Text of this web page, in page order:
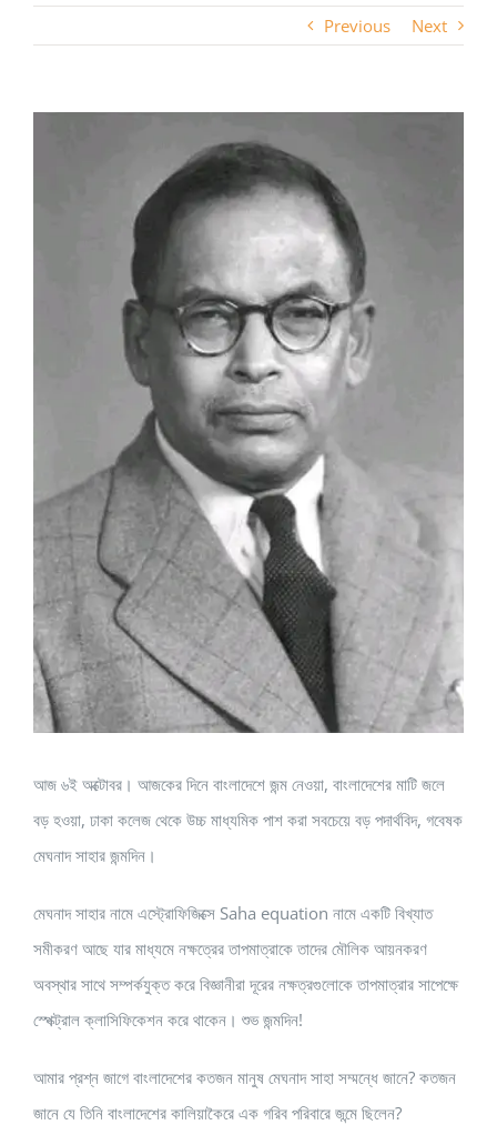
Previous Next
আজ ৬ই অক্টোবর। আজকের দিনে বাংলাদেশে জন্ম নেওয়া, বাংলাদেশের মাটি জলে
বড় হওয়া, ঢাকা কলেজ থেকে উচ্চ মাধ্যমিক পাশ করা সবচেয়ে বড় পদার্থবিদ, গবেষক
মেঘনাদ সাহার জন্মদিন।
মেঘনাদ সাহার নামে এস্ট্রোফিজিক্সে Saha equation নামে একটি বিখ্যাত
সমীকরণ আছে যার মাধ্যমে নক্ষত্রের তাপমাত্রাকে তাদের মৌলিক আয়নকরণ
অবস্থার সাথে সম্পর্কযুক্ত করে বিজ্ঞানীরা দূরের নক্ষত্রগুলোকে তাপমাত্রার সাপেক্ষে
স্পেক্ট্রাল ক্লাসিফিকেশন করে থাকেন। শুভ জন্মদিন!
আমার প্রশ্ন জাগে বাংলাদেশের কতজন মানুষ মেঘনাদ সাহা সম্মন্ধে জানে? কতজন
জানে যে তিনি বাংলাদেশের কালিয়াকৈরে এক গরিব পরিবারে জন্মে ছিলেন?